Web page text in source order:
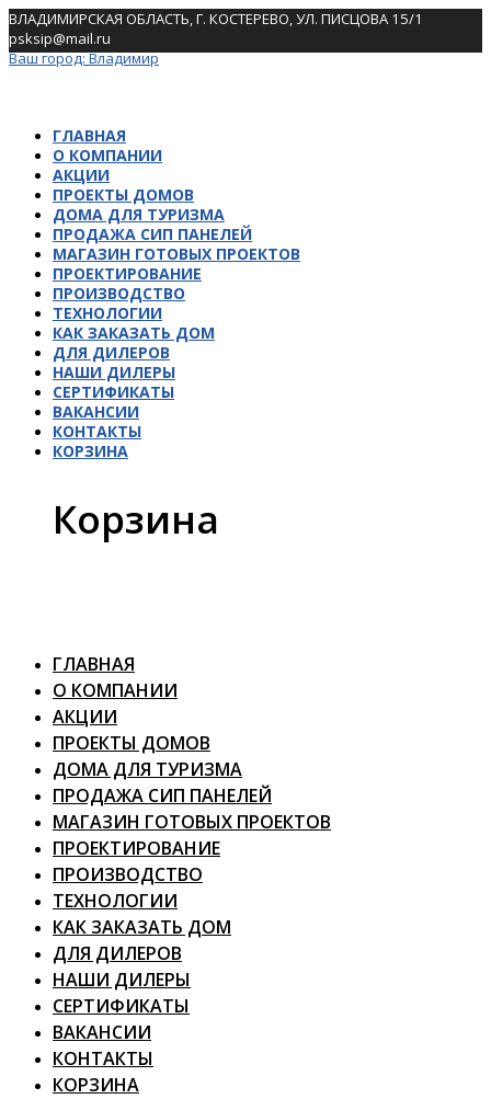
Skip
to
content
ВЛАДИМИРСКАЯ ОБЛАСТЬ, Г. КОСТЕРЕВО, УЛ. ПИСЦОВА 15/1
psksip@mail.ru
Ваш город:Владимир
ГЛАВНАЯ
О КОМПАНИИ
АКЦИИ
ПРОЕКТЫ ДОМОВ
ДОМА ДЛЯ ТУРИЗМА
ПРОДАЖА СИП ПАНЕЛЕЙ
МАГАЗИН ГОТОВЫХ ПРОЕКТОВ
ПРОЕКТИРОВАНИЕ
ПРОИЗВОДСТВО
ТЕХНОЛОГИИ
КАК ЗАКАЗАТЬ ДОМ
ДЛЯ ДИЛЕРОВ
НАШИ ДИЛЕРЫ
СЕРТИФИКАТЫ
ВАКАНСИИ
КОНТАКТЫ
КОРЗИНА
Корзина
ГЛАВНАЯ
О КОМПАНИИ
АКЦИИ
ПРОЕКТЫ ДОМОВ
ДОМА ДЛЯ ТУРИЗМА
ПРОДАЖА СИП ПАНЕЛЕЙ
МАГАЗИН ГОТОВЫХ ПРОЕКТОВ
ПРОЕКТИРОВАНИЕ
ПРОИЗВОДСТВО
ТЕХНОЛОГИИ
КАК ЗАКАЗАТЬ ДОМ
ДЛЯ ДИЛЕРОВ
НАШИ ДИЛЕРЫ
СЕРТИФИКАТЫ
ВАКАНСИИ
КОНТАКТЫ
КОРЗИНА